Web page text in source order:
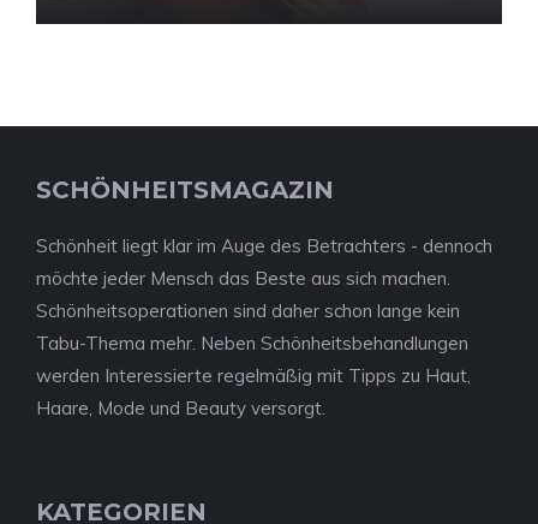
SCHÖNHEITSMAGAZIN
Schönheit liegt klar im Auge des Betrachters - dennoch
möchte jeder Mensch das Beste aus sich machen.
Schönheitsoperationen sind daher schon lange kein
Tabu-Thema mehr. Neben Schönheitsbehandlungen
werden Interessierte regelmäßig mit Tipps zu Haut,
Haare, Mode und Beauty versorgt.
KATEGORIEN